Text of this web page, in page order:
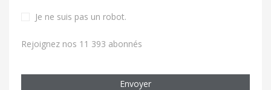
Je ne suis pas un robot.
Rejoignez nos 11 393 abonnés
Envoyer